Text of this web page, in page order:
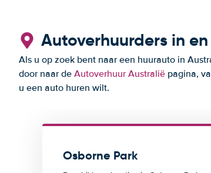
Autoverhuurders in
Als u op zoek bent naar een huurauto in
door naar de Autoverhuur Australië pagina,
u een auto huren wilt.
Osborne Park